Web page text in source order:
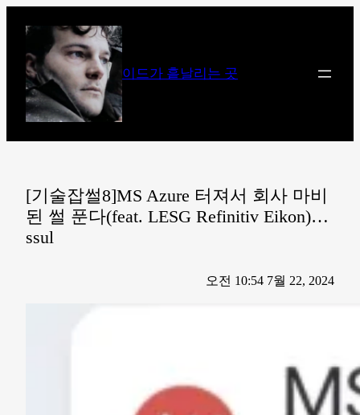
가
이드가 흩날리는 곳
[기술잡썰8]MS Azure 터져서 회사 마비
된 썰 푼다(feat. LESG Refinitiv Eikon)…
ssul
오전 10:54 7월 22, 2024